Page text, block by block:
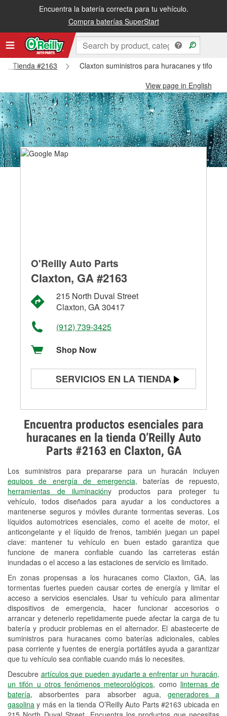
Encuentra la batería correcta para tu vehículo.
Compra baterías SuperStart
Tienda #2163
Claxton suministros para huracanes y
View page in English
Encuentra productos esenciales para
huracanes en la tienda O’Reilly Auto
Parts #2163 en Claxton, GA
Los suministros para prepararse para un huracán incluyen
equipos de energía de emergencia, baterías de repuesto,
herramientas de iluminacióny productos para proteger tu
vehículo, todos diseñados para ayudar a los conductores a
mantenerse seguros y móviles durante tormentas severas. Los
líquidos automotrices esenciales, como el aceite de motor, el
anticongelante y el líquido de frenos, también juegan un papel
clave: mantener tu vehículo en buen estado garantiza que
funcione de manera confiable cuando las carreteras están
inundadas o el acceso a las estaciones de servicio es limitado.
En zonas propensas a los huracanes como Claxton, GA, las
tormentas fuertes pueden causar cortes de energía y limitar el
acceso a servicios esenciales. Usar tu vehículo para alimentar
dispositivos de emergencia, hacer funcionar accesorios o
arrancar y detenerlo repetidamente puede afectar la carga de tu
batería y producir problemas en el alternador. El abastecerte de
suministros para huracanes como baterías adicionales, cables
pasa corriente y fuentes de energía portátiles ayuda a garantizar
que tu vehículo sea confiable cuando más lo necesites.
Descubre artículos que pueden ayudarte a enfrentar un huracán,
un tifón u otros fenómenos meteorológicos, como linternas de
batería, absorbentes para absorber agua, generadores a
gasolina y más en la tienda O’Reilly Auto Parts #2163 ubicada en
O'Reilly Auto Parts
Claxton, GA #2163
215 North Duval Street
Claxton, GA 30417
(912) 739-3425
Shop Now
SERVICIOS EN LA TIENDA
Prueba de alternadores y
arrancadores
Revisión de la luz "Check Engine"
Reciclaje de baterías y aceite
Instalación de bombillas de faros
Instalación de limpiaparabrisas
Programa de Préstamo de
Herramientas
Rectificación de tambores y discos de
freno
Hurricane Supplies
Conoce más